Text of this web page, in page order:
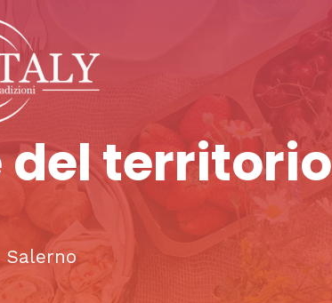
del territorio
Salerno